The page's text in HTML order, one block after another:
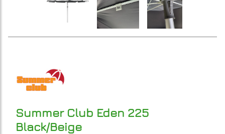
Summer Club Eden 225
Black/Beige